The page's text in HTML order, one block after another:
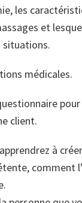
les
et
situations.
médicales.
client.
à
comment